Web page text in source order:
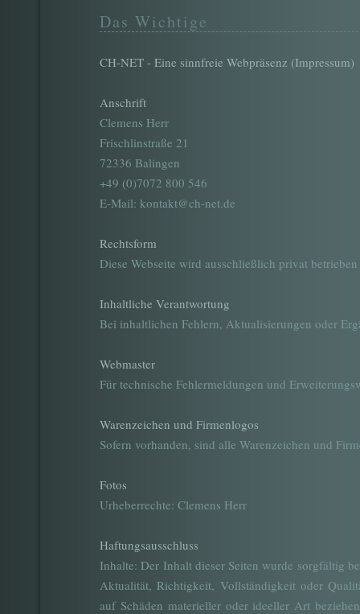
Das Wichtige
CH-NET - Eine sinnfreie Webpräsenz (Impressum)
Anschrift
Clemens Herr
Frischlinstraße 21
72336 Balingen
+49 (0)7072 800 546
E-Mail: kontakt@ch-net.de
Rechtsform
Diese Webseite wird ausschließlich privat
Inhaltliche Verantwortung
Bei inhaltlichen Fehlern, Aktualisierungen oder
Webmaster
Für technische Fehlermeldungen und
Warenzeichen und Firmenlogos
Sofern vorhanden, sind alle Warenzeichen und
Fotos
Urheberrechte: Clemens Herr
Haftungsausschluss
Inhalte: Der Inhalt dieser Seiten wurde sorgfältig
Aktualität, Richtigkeit, Vollständigkeit oder
auf Schäden materieller oder ideeller Art